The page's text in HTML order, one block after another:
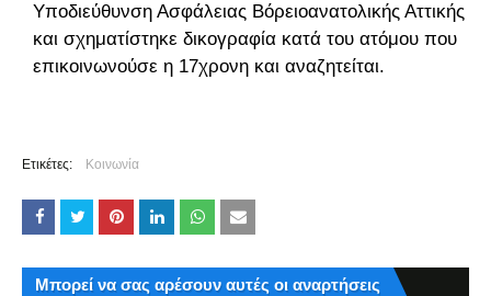
Υποδιεύθυνση Ασφάλειας Βόρειοανατολικής Αττικής
και σχηματίστηκε δικογραφία κατά του ατόμου που
επικοινωνούσε η 17χρονη και αναζητείται.
Ετικέτες: Κοινωνία
Μπορεί να σας αρέσουν αυτές οι αναρτήσεις